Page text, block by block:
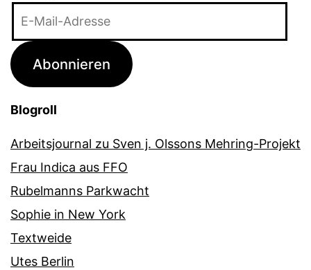
Adresse
Abonnieren
Blogroll
Arbeitsjournal zu Sven j. Olssons Mehring-Projekt
Frau Indica aus FFO
Rubelmanns Parkwacht
Sophie in New York
Textweide
Utes Berlin